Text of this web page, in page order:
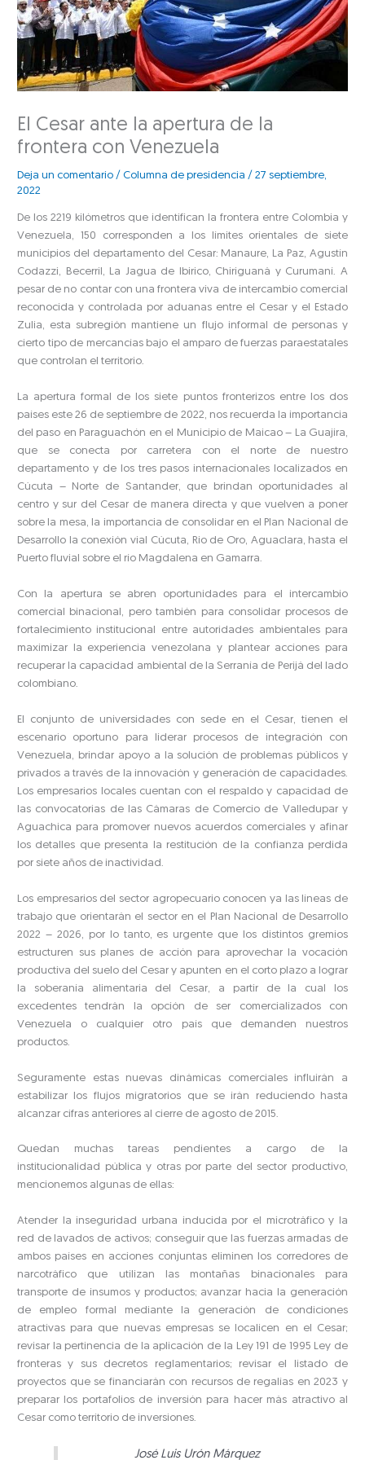
El Cesar ante la apertura de la
frontera con Venezuela
Deja un comentario /Columna de presidencia /27 septiembre,
2022
De los 2219 kilómetros que identifican la frontera entre Colombia y
Venezuela, 150 corresponden a los límites orientales de siete
municipios del departamento del Cesar: Manaure, La Paz, Agustín
Codazzi, Becerril, La Jagua de Ibirico, Chiriguaná y Curumaní. A
pesar de no contar con una frontera viva de intercambio comercial
reconocida y controlada por aduanas entre el Cesar y el Estado
Zulia, esta subregión mantiene un flujo informal de personas y
cierto tipo de mercancías bajo el amparo de fuerzas paraestatales
que controlan el territorio.
La apertura formal de los siete puntos fronterizos entre los dos
países este 26 de septiembre de 2022, nos recuerda la importancia
del paso en Paraguachón en el Municipio de Maicao – La Guajira,
que se conecta por carretera con el norte de nuestro
departamento y de los tres pasos internacionales localizados en
Cúcuta – Norte de Santander, que brindan oportunidades al
centro y sur del Cesar de manera directa y que vuelven a poner
sobre la mesa, la importancia de consolidar en el Plan Nacional de
Desarrollo la conexión vial Cúcuta, Rio de Oro, Aguaclara, hasta el
Puerto fluvial sobre el río Magdalena en Gamarra.
Con la apertura se abren oportunidades para el intercambio
comercial binacional, pero también para consolidar procesos de
fortalecimiento institucional entre autoridades ambientales para
maximizar la experiencia venezolana y plantear acciones para
recuperar la capacidad ambiental de la Serranía de Perijá del lado
colombiano.
El conjunto de universidades con sede en el Cesar, tienen el
escenario oportuno para liderar procesos de integración con
Venezuela, brindar apoyo a la solución de problemas públicos y
privados a través de la innovación y generación de capacidades.
Los empresarios locales cuentan con el respaldo y capacidad de
las convocatorias de las Cámaras de Comercio de Valledupar y
Aguachica para promover nuevos acuerdos comerciales y afinar
los detalles que presenta la restitución de la confianza perdida
por siete años de inactividad.
Los empresarios del sector agropecuario conocen ya las líneas de
trabajo que orientarán el sector en el Plan Nacional de Desarrollo
2022 – 2026, por lo tanto, es urgente que los distintos gremios
estructuren sus planes de acción para aprovechar la vocación
productiva del suelo del Cesar y apunten en el corto plazo a lograr
la soberanía alimentaria del Cesar, a partir de la cual los
excedentes tendrán la opción de ser comercializados con
Venezuela o cualquier otro país que demanden nuestros
productos.
Seguramente estas nuevas dinámicas comerciales influirán a
estabilizar los flujos migratorios que se irán reduciendo hasta
alcanzar cifras anteriores al cierre de agosto de 2015.
Quedan muchas tareas pendientes a cargo de la
institucionalidad pública y otras por parte del sector productivo,
mencionemos algunas de ellas:
Atender la inseguridad urbana inducida por el microtráfico y la
red de lavados de activos; conseguir que las fuerzas armadas de
ambos países en acciones conjuntas eliminen los corredores de
narcotráfico que utilizan las montañas binacionales para
transporte de insumos y productos; avanzar hacia la generación
de empleo formal mediante la generación de condiciones
atractivas para que nuevas empresas se localicen en el Cesar;
revisar la pertinencia de la aplicación de la Ley 191 de 1995 Ley de
fronteras y sus decretos reglamentarios; revisar el listado de
proyectos que se financiarán con recursos de regalías en 2023 y
preparar los portafolios de inversión para hacer más atractivo al
Cesar como territorio de inversiones.
José Luis Urón Márquez